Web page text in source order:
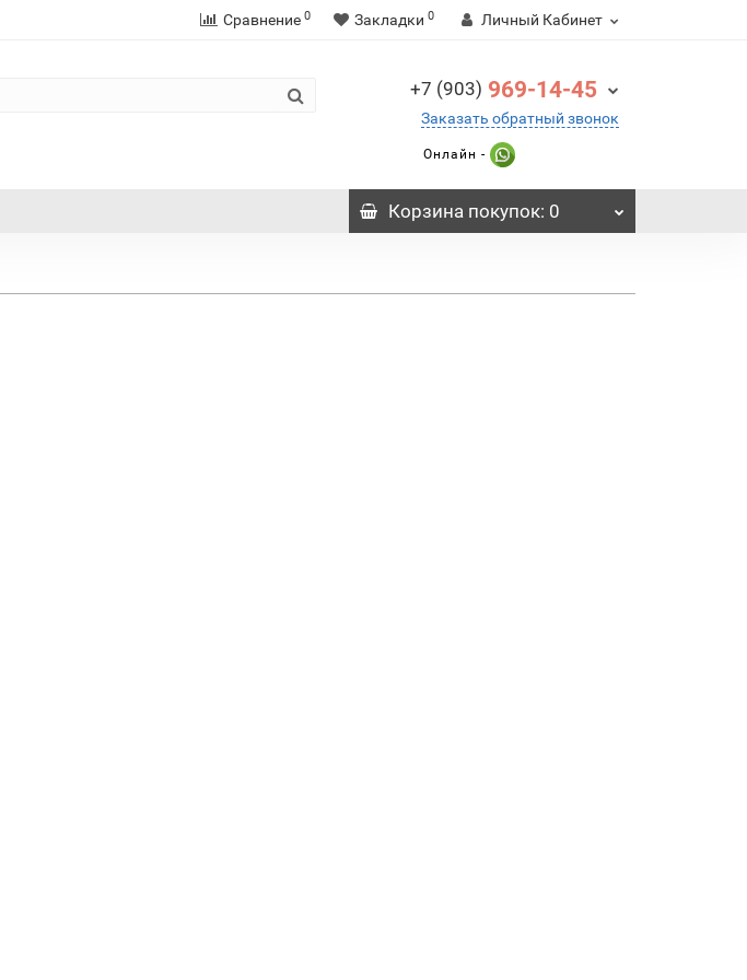
Сравнение 0 Закладки 0 Личный Кабинет
+7 (903) 969-14-45
Заказать обратный звонок
Онлайн -
Корзинапокупок: 0